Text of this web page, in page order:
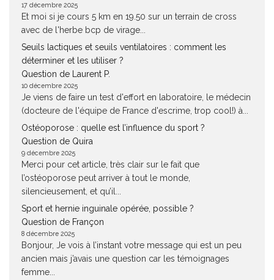
17 décembre 2025
Et moi si je cours 5 km en 19.50 sur un terrain de cross
avec de l'herbe bcp de virage...
Seuils lactiques et seuils ventilatoires : comment les
déterminer et les utiliser ?
Question de Laurent P.
10 décembre 2025
Je viens de faire un test d'effort en laboratoire, le médecin
(docteure de l'équipe de France d'escrime, trop cool!) à...
Ostéoporose : quelle est l’influence du sport ?
Question de Quira
9 décembre 2025
Merci pour cet article, très clair sur le fait que
l’ostéoporose peut arriver à tout le monde,
silencieusement, et qu’il...
Sport et hernie inguinale opérée, possible ?
Question de Françon
8 décembre 2025
Bonjour, Je vois à l’instant votre message qui est un peu
ancien mais j’avais une question car les témoignages
femme...